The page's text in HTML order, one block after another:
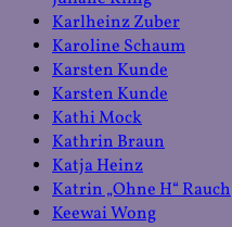
Karlheinz Zuber
Karoline Schaum
Karsten Kunde
Karsten Kunde
Kathi Mock
Kathrin Braun
Katja Heinz
Katrin „Ohne H“ Rauch
Keewai Wong